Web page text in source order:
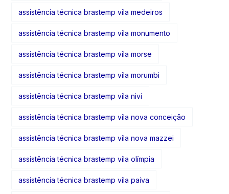
assistência técnica brastemp vila medeiros
assistência técnica brastemp vila monumento
assistência técnica brastemp vila morse
assistência técnica brastemp vila morumbi
assistência técnica brastemp vila nivi
assistência técnica brastemp vila nova conceição
assistência técnica brastemp vila nova mazzei
assistência técnica brastemp vila olímpia
assistência técnica brastemp vila paiva